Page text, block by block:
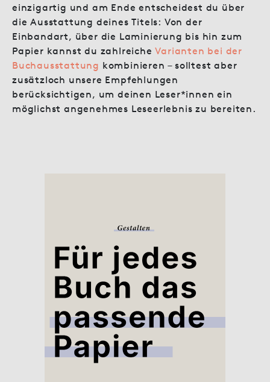
einzigartig und am Ende entscheidest du über
die Ausstattung deines Titels: Von der
Einbandart, über die Laminierung bis hin zum
Papier kannst du zahlreicheVarianten bei der
Buchausstattung kombinieren – solltest aber
zusätzloch unsere Empfehlungen
berücksichtigen, um deinen Leser*innen ein
möglichst angenehmes Leseerlebnis zu bereiten.